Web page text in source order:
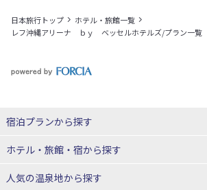
日本旅行トップ
ホテル・旅館一覧
レフ沖縄アリーナ ｂｙ ベッセルホテルズ/プラン一覧
宿泊プランから探す
北海道
東北
ホテル・旅館・宿から探す
北海道ホテル・旅館
人気の温泉地から探す